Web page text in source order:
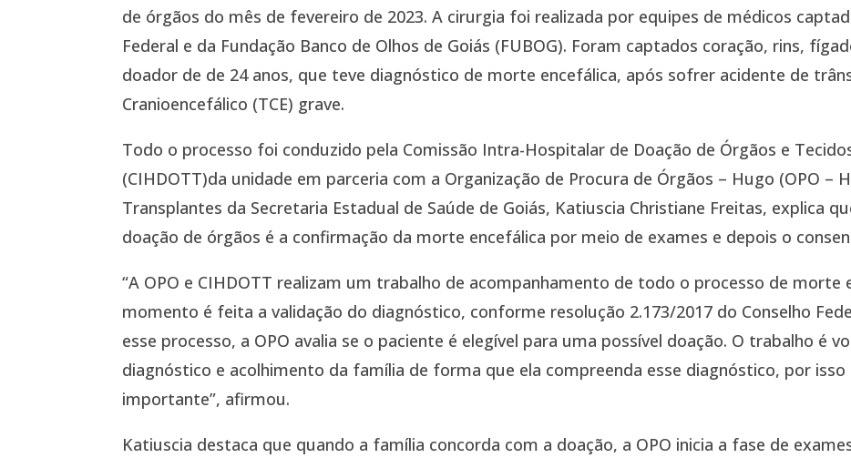
de órgãos do mês de fevereiro de 2023. A cirurgia foi realizada por equipes de médicos
Federal e da Fundação Banco de Olhos de Goiás (FUBOG). Foram captados coração, rins,
doador de de 24 anos, que teve diagnóstico de morte encefálica, após sofrer acidente de
Cranioencefálico (TCE) grave.
Todo o processo foi conduzido pela Comissão Intra-Hospitalar de Doação de Órgãos e
(CIHDOTT)da unidade em parceria com a Organização de Procura de Órgãos – Hugo (OPO –
Transplantes da Secretaria Estadual de Saúde de Goiás, Katiuscia Christiane Freitas, explica
doação de órgãos é a confirmação da morte encefálica por meio de exames e depois o
“A OPO e CIHDOTT realizam um trabalho de acompanhamento de todo o processo de morte
momento é feita a validação do diagnóstico, conforme resolução 2.173/2017 do Conselho
esse processo, a OPO avalia se o paciente é elegível para uma possível doação. O trabalho é
diagnóstico e acolhimento da família de forma que ela compreenda esse diagnóstico, por
importante”, afirmou.
Katiuscia destaca que quando a família concorda com a doação, a OPO inicia a fase de